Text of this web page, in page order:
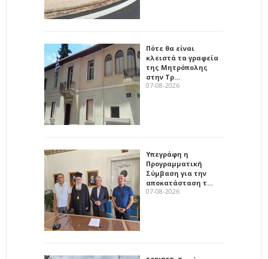
Πότε θα είναι
κλειστά τα γραφεία
της Μητρόπολης
στην Τρ…
07-08-2026
Υπεγράφη η
Προγραμματική
Σύμβαση για την
αποκατάσταση τ…
07-08-2026